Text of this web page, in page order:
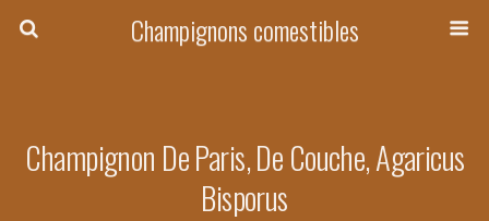
Champignons comestibles
Champignon De Paris, De Couche, Agaricus
Bisporus